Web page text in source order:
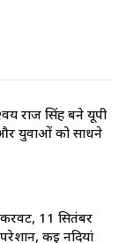
राज सिंह बने यूपी
युवाओं को साधने
11 सितंबर
कई नदियां